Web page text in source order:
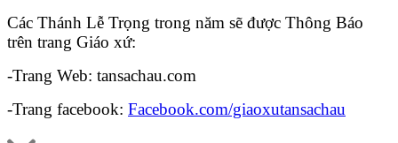
Các Thánh Lễ Trọng trong năm sẽ được Thông Báo
trên trang Giáo xứ:
-Trang Web: tansachau.com
-Trang facebook: Facebook.com/giaoxutansachau